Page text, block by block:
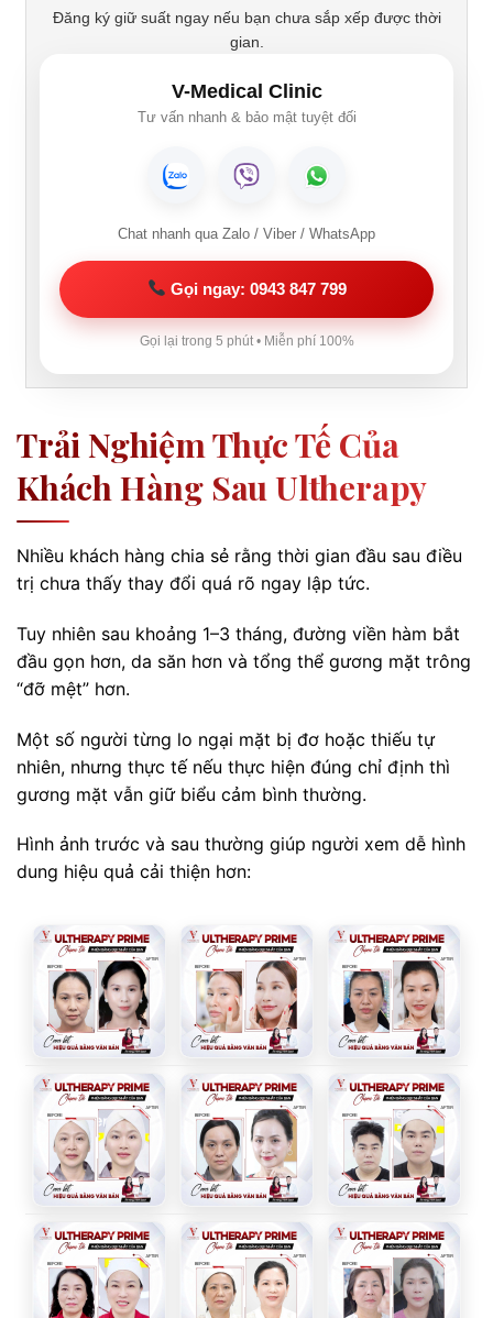
Đăng ký giữ suất ngay nếu bạn chưa sắp xếp được thời
gian.
V-Medical Clinic
Tư vấn nhanh & bảo mật tuyệt đối
Chat nhanh qua Zalo / Viber / WhatsApp
Gọi ngay: 0943 847 799
Gọi lại trong 5 phút • Miễn phí 100%
Trải Nghiệm Thực Tế Của
Khách Hàng Sau Ultherapy
Nhiều khách hàng chia sẻ rằng thời gian đầu sau điều
trị chưa thấy thay đổi quá rõ ngay lập tức.
Tuy nhiên sau khoảng 1–3 tháng, đường viền hàm bắt
đầu gọn hơn, da săn hơn và tổng thể gương mặt trông
“đỡ mệt” hơn.
Một số người từng lo ngại mặt bị đơ hoặc thiếu tự
nhiên, nhưng thực tế nếu thực hiện đúng chỉ định thì
gương mặt vẫn giữ biểu cảm bình thường.
Hình ảnh trước và sau thường giúp người xem dễ hình
dung hiệu quả cải thiện hơn: